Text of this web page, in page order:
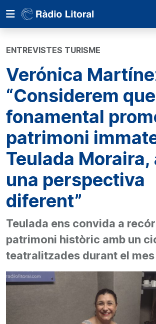
ENTREVISTES TURISME
Verónica
“Considerem
fonamental
patrimoni
Teulada Moraira,
una perspectiva
diferent”
Teulada ens convida a
patrimoni històric amb un
teatralitzades durant el